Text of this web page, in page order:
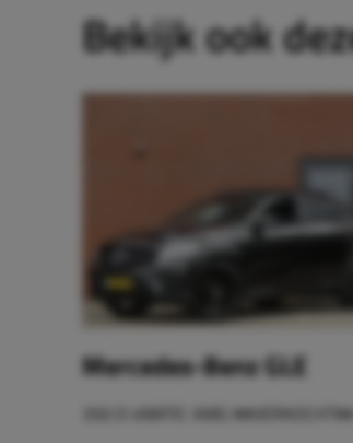
Bekijk ook
Mercedes-Benz GLE
350 D 4MATIC AMG ##VERKOCHT##